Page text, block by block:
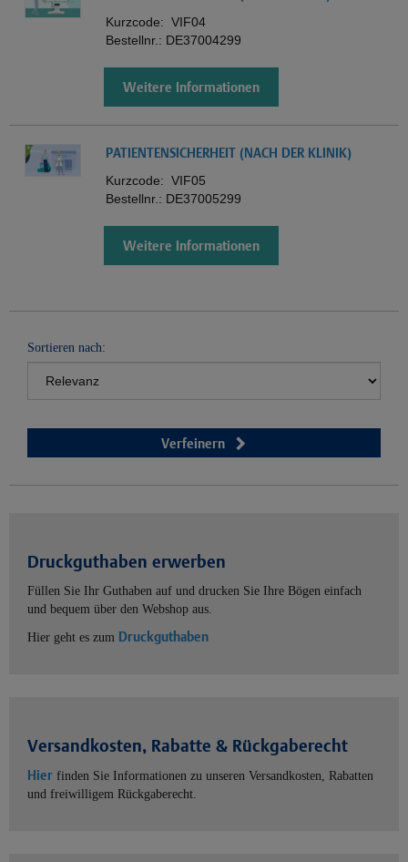
Kurzcode: VIF04
Bestellnr.: DE37004299
Weitere Informationen
PATIENTENSICHERHEIT (NACH DER KLINIK)
Kurzcode: VIF05
Bestellnr.: DE37005299
Weitere Informationen
Sortieren nach:
Verfeinern
Druckguthaben erwerben
Füllen Sie Ihr Guthaben auf und drucken Sie Ihre Bögen einfach
und bequem über den Webshop aus.
Hier geht es zum Druckguthaben
Versandkosten, Rabatte & Rückgaberecht
Hier finden Sie Informationen zu unseren Versandkosten, Rabatten
und freiwilligem Rückgaberecht.